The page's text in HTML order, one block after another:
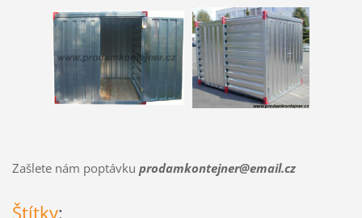
Zašlete nám poptávku prodamkontejner@email.cz
Štítky: